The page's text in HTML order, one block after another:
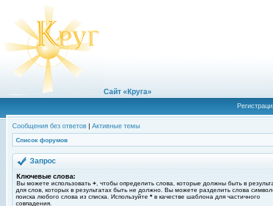
Сайт «Круга»
Сообщения без ответов | Активные темы
Список форумов
Запрос
Ключевые слова:
Вы можете использовать + , чтобы определить слова, которые должны быть в
для слов, которых в результатах быть не должно. Вы можете разделить слова
поиска любого слова из списка. Используйте * в качестве шаблона для частичного
совпадения.